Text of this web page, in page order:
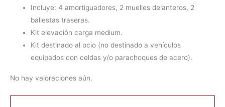
Incluye: 4 amortiguadores, 2 muelles delanteros, 2
ballestas traseras.
Kit elevación carga medium.
Kit destinado al ocio (no destinado a vehículos
equipados con celdas y/o parachoques de acero).
No hay valoraciones aún.